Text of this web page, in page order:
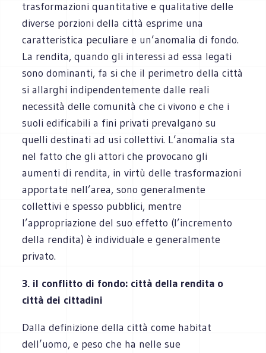
trasformazioni quantitative e qualitative delle
diverse porzioni della città esprime una
caratteristica peculiare e un’anomalia di fondo.
La rendita, quando gli interessi ad essa legati
sono dominanti, fa si che il perimetro della città
si allarghi indipendentemente dalle reali
necessità delle comunità che ci vivono e che i
suoli edificabili a fini privati prevalgano su
quelli destinati ad usi collettivi. L’anomalia sta
nel fatto che gli attori che provocano gli
aumenti di rendita, in virtù delle trasformazioni
apportate nell’area, sono generalmente
collettivi e spesso pubblici, mentre
l’appropriazione del suo effetto (l’incremento
della rendita) è individuale e generalmente
privato.
3. il conflitto di fondo: città della rendita o
città dei cittadini
Dalla definizione della città come habitat
dell’uomo, e peso che ha nelle sue